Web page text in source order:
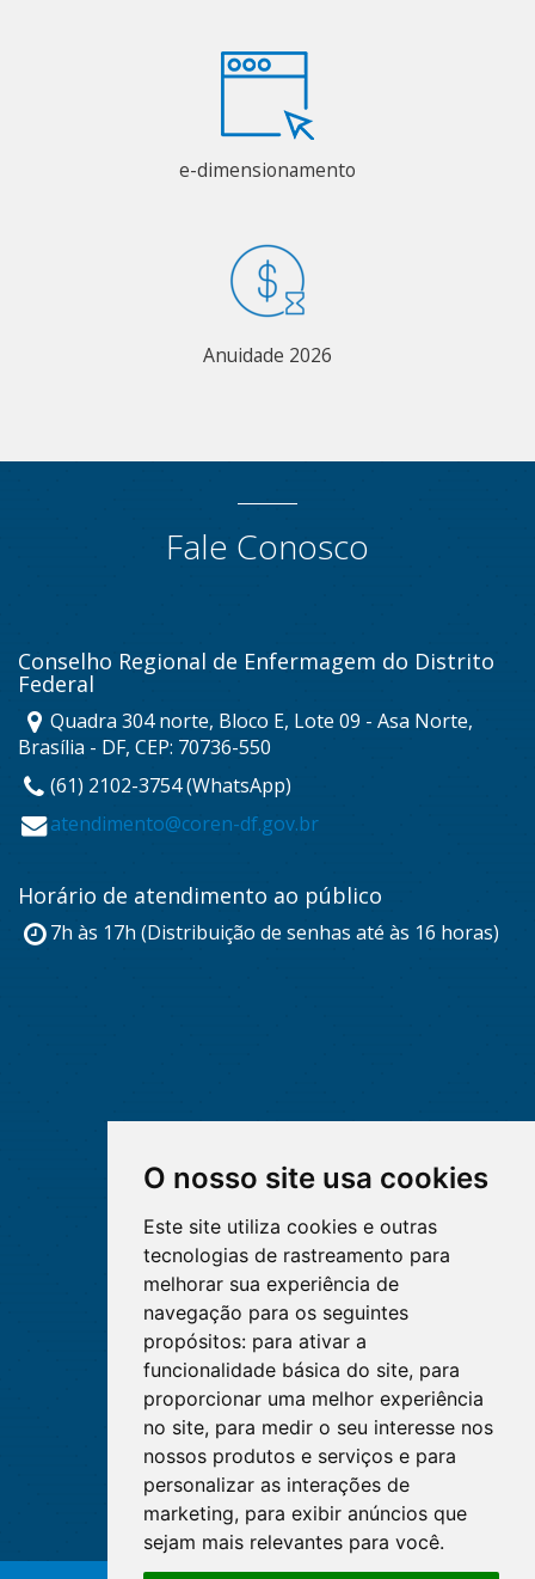
O nosso site usa cookies
Este site utiliza cookies e outras
tecnologias de rastreamento para
melhorar sua experiência de
navegação para os seguintes
propósitos: para ativar a
funcionalidade básica do site, para
proporcionar uma melhor experiência
no site, para medir o seu interesse nos
nossos produtos e serviços e para
personalizar as interações de
marketing, para exibir anúncios que
sejam mais relevantes para você.
e-dimensionamento
Anuidade 2026
Fale Conosco
Conselho Regional de Enfermagem do Distrito
Federal
Quadra 304 norte, Bloco E, Lote 09 - Asa Norte,
Brasília - DF, CEP: 70736-550
(61) 2102-3754 (WhatsApp)
atendimento@coren-df.gov.br
Horário de atendimento ao público
7h às 17h (Distribuição de senhas até às 16 horas)
O WhatsApp é o principal canal